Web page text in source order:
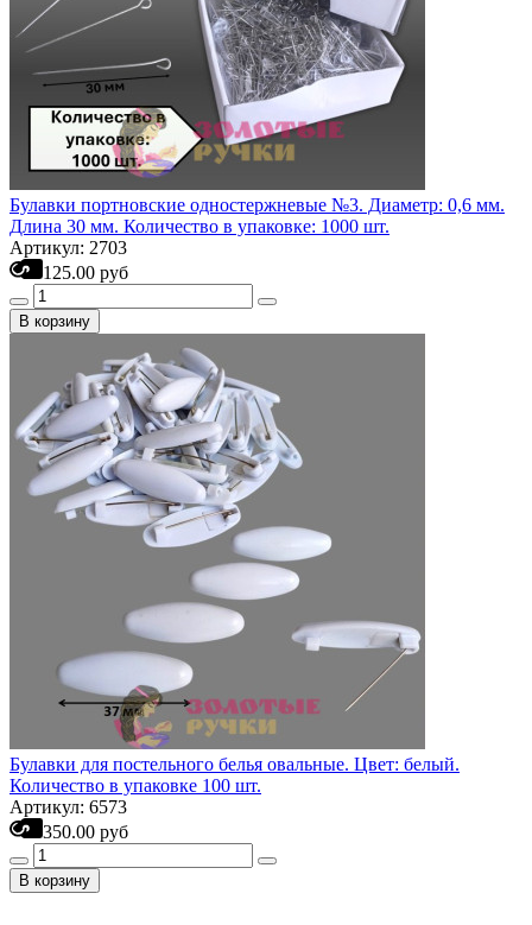
Булавки портновские одностержневые №3. Диаметр: 0,6 мм.
Длина 30 мм. Количество в упаковке: 1000 шт.
Артикул: 2703
125.00 руб
В корзину
Булавки для постельного белья овальные. Цвет: белый.
Количество в упаковке 100 шт.
Артикул: 6573
350.00 руб
В корзину